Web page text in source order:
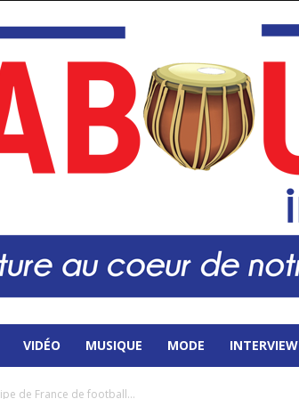
VIDÉO MUSIQUE MODE INTERVIEW
de France de football…